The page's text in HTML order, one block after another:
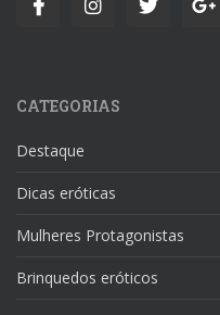
CATEGORIAS
Destaque
Dicas eróticas
Mulheres Protagonistas
Brinquedos eróticos